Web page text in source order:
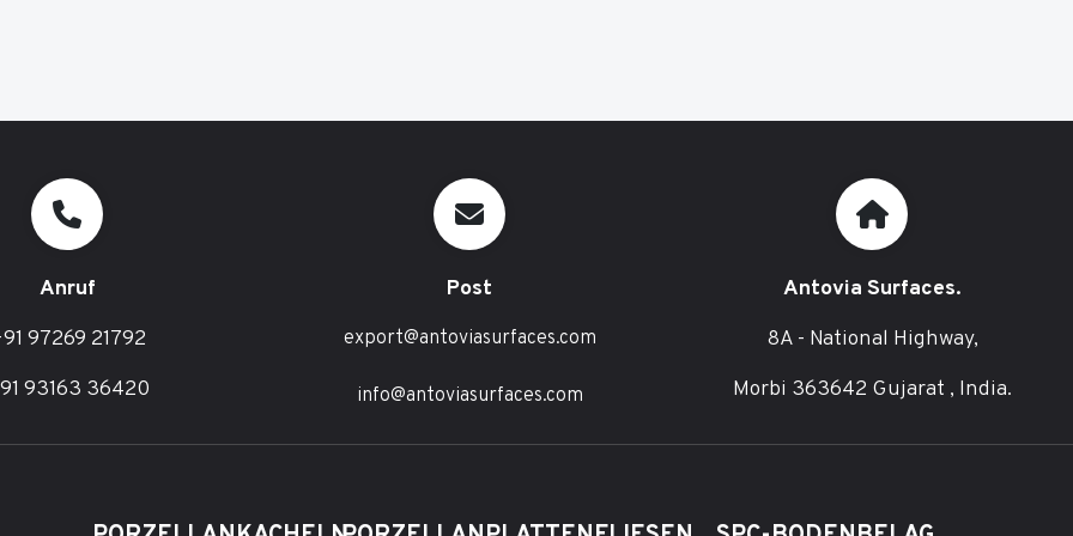
Anruf
97269 21792
93163 36420
Post
export@antoviasurfaces.com
info@antoviasurfaces.com
Antovia Surfaces.
8A - National Highway,
Morbi 363642 Gujarat , India.